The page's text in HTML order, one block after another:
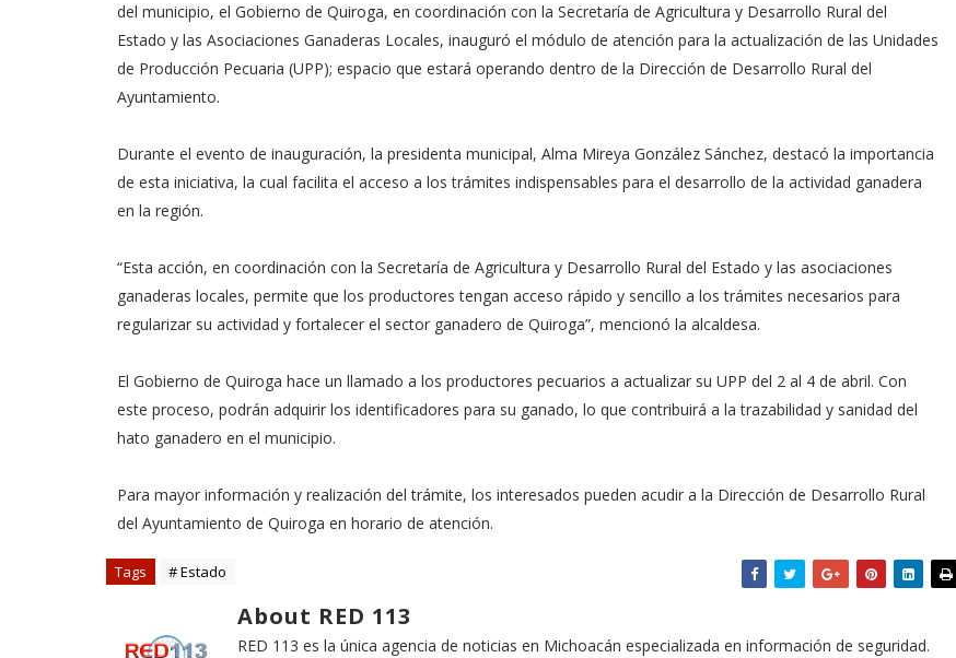
del municipio, el Gobierno de Quiroga, en coordinación con la Secretaría de Agricultura y Desarrollo Rural del
Estado y las Asociaciones Ganaderas Locales, inauguró el módulo de atención para la actualización de las Unidades
de Producción Pecuaria (UPP); espacio que estará operando dentro de la Dirección de Desarrollo Rural del
Ayuntamiento.
Durante el evento de inauguración, la presidenta municipal, Alma Mireya González Sánchez, destacó la importancia
de esta iniciativa, la cual facilita el acceso a los trámites indispensables para el desarrollo de la actividad ganadera
en la región.
“Esta acción, en coordinación con la Secretaría de Agricultura y Desarrollo Rural del Estado y las asociaciones
ganaderas locales, permite que los productores tengan acceso rápido y sencillo a los trámites necesarios para
regularizar su actividad y fortalecer el sector ganadero de Quiroga”, mencionó la alcaldesa.
El Gobierno de Quiroga hace un llamado a los productores pecuarios a actualizar su UPP del 2 al 4 de abril. Con
este proceso, podrán adquirir los identificadores para su ganado, lo que contribuirá a la trazabilidad y sanidad del
hato ganadero en el municipio.
Para mayor información y realización del trámite, los interesados pueden acudir a la Dirección de Desarrollo Rural
del Ayuntamiento de Quiroga en horario de atención.
Tags # Estado
About RED 113
RED 113 es la única agencia de noticias en Michoacán especializada en información de seguridad.